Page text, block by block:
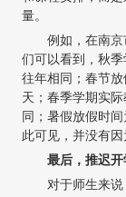
量。
例如，在南京
们可以看到，秋
往年相同；春节放
天；春季学期实
同；暑假放假时
此可见，并没有因
最后，推迟
对于师生来说，